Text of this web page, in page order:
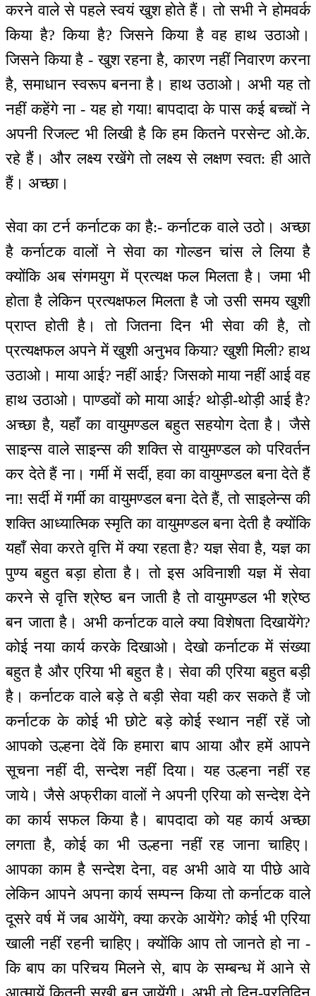
करने वाले से पहले स्वयं खुश होते हैं। तो सभी ने होमवर्क
किया है? किया है? जिसने किया है वह हाथ उठाओ।
जिसने किया है - खुश रहना है, कारण नहीं निवारण करना
है, समाधान स्वरूप बनना है। हाथ उठाओ। अभी यह तो
नहीं कहेंगे ना - यह हो गया! बापदादा के पास कई बच्चों ने
अपनी रिजल्ट भी लिखी है कि हम कितने परसेन्ट ओ.के.
रहे हैं। और लक्ष्य रखेंगे तो लक्ष्य से लक्षण स्वत: ही आते
हैं। अच्छा।
सेवा का टर्न कर्नाटक का है:- कर्नाटक वाले उठो। अच्छा
है कर्नाटक वालों ने सेवा का गोल्डन चांस ले लिया है
क्योंकि अब संगमयुग में प्रत्यक्ष फल मिलता है। जमा भी
होता है लेकिन प्रत्यक्षफल मिलता है जो उसी समय खुशी
प्राप्त होती है। तो जितना दिन भी सेवा की है, तो
प्रत्यक्षफल अपने में खुशी अनुभव किया? खुशी मिली? हाथ
उठाओ। माया आई? नहीं आई? जिसको माया नहीं आई वह
हाथ उठाओ। पाण्डवों को माया आई? थोड़ी-थोड़ी आई है?
अच्छा है, यहाँ का वायुमण्डल बहुत सहयोग देता है। जैसे
साइन्स वाले साइन्स की शक्ति से वायुमण्डल को परिवर्तन
कर देते हैं ना। गर्मी में सर्दी, हवा का वायुमण्डल बना देते हैं
ना! सर्दी में गर्मी का वायुमण्डल बना देते हैं, तो साइलेन्स की
शक्ति आध्यात्मिक स्मृति का वायुमण्डल बना देती है क्योंकि
यहाँ सेवा करते वृत्ति में क्या रहता है? यज्ञ सेवा है, यज्ञ का
पुण्य बहुत बड़ा होता है। तो इस अविनाशी यज्ञ में सेवा
करने से वृत्ति श्रेष्ठ बन जाती है तो वायुमण्डल भी श्रेष्ठ
बन जाता है। अभी कर्नाटक वाले क्या विशेषता दिखायेंगे?
कोई नया कार्य करके दिखाओ। देखो कर्नाटक में संख्या
बहुत है और एरिया भी बहुत है। सेवा की एरिया बहुत बड़ी
है। कर्नाटक वाले बड़े ते बड़ी सेवा यही कर सकते हैं जो
कर्नाटक के कोई भी छोटे बड़े कोई स्थान नहीं रहें जो
आपको उल्हना देवें कि हमारा बाप आया और हमें आपने
सूचना नहीं दी, सन्देश नहीं दिया। यह उल्हना नहीं रह
जाये। जैसे अफ्रीका वालों ने अपनी एरिया को सन्देश देने
का कार्य सफल किया है। बापदादा को यह कार्य अच्छा
लगता है, कोई का भी उल्हना नहीं रह जाना चाहिए।
आपका काम है सन्देश देना, वह अभी आवे या पीछे आवे
लेकिन आपने अपना कार्य सम्पन्न किया तो कर्नाटक वाले
दूसरे वर्ष में जब आयेंगे, क्या करके आयेंगे? कोई भी एरिया
खाली नहीं रहनी चाहिए। क्योंकि आप तो जानते हो ना -
कि बाप का परिचय मिलने से, बाप के सम्बन्ध में आने से